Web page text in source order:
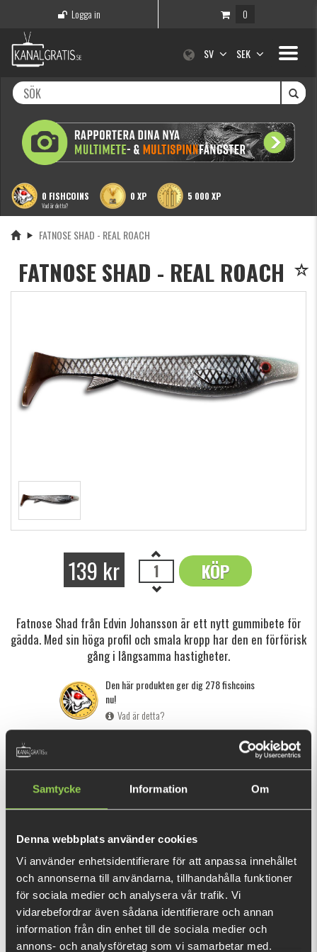
Samtycke Information Om
Denna webbplats använder cookies
Vi använder enhetsidentifierare för att anpassa innehållet
och annonserna till användarna, tillhandahålla funktioner
för sociala medier och analysera vår trafik. Vi
vidarebefordrar även sådana identifierare och annan
information från din enhet till de sociala medier och
annons- och analysföretag som vi samarbetar med.
Logga in 0
Toggle
SV SEK
0 FISHCOINS
Vad är detta?
0 XP 5 000 XP
FATNOSE SHAD - REAL ROACH
FATNOSE SHAD - REAL ROACH
139 kr KÖP
OK
Fatnose Shad från Edvin Johansson är ett nytt gummibete för
gädda. Med sin höga profil och smala kropp har den en förförisk
gång i långsamma hastigheter.
Den här produkten ger dig 278 fishcoins
nu!
Vad är detta?
SPECIFIKATION
Klicka här
för att se hur du riggar ett gummibete.
Edvin Johansson, medlem i Team Galant och även känd från
betesbyggare med stor passion för gäddfiske. Fatnose Shad
har med sin höga profil och smala kropp en förförisk gång i
långsamma hastigheter. De här egenskaperna gör också
betet mer lättupptäckt och lockar upp gäddan från djupet.
Fatnose Shad är en uppföljare av Flatnose Shad.
VISA MER
RELATERADE PRODUKTER